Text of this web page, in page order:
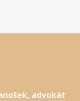
advokát